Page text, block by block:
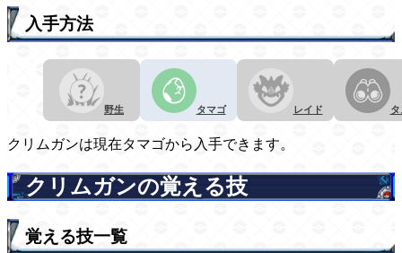
入手方法
野生 タマゴ レイド
クリムガンは現在タマゴから入手できます。
クリムガンの覚える技
覚える技一覧